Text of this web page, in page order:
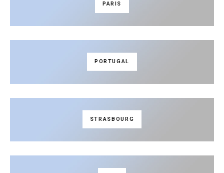
PARIS
PORTUGAL
STRASBOURG